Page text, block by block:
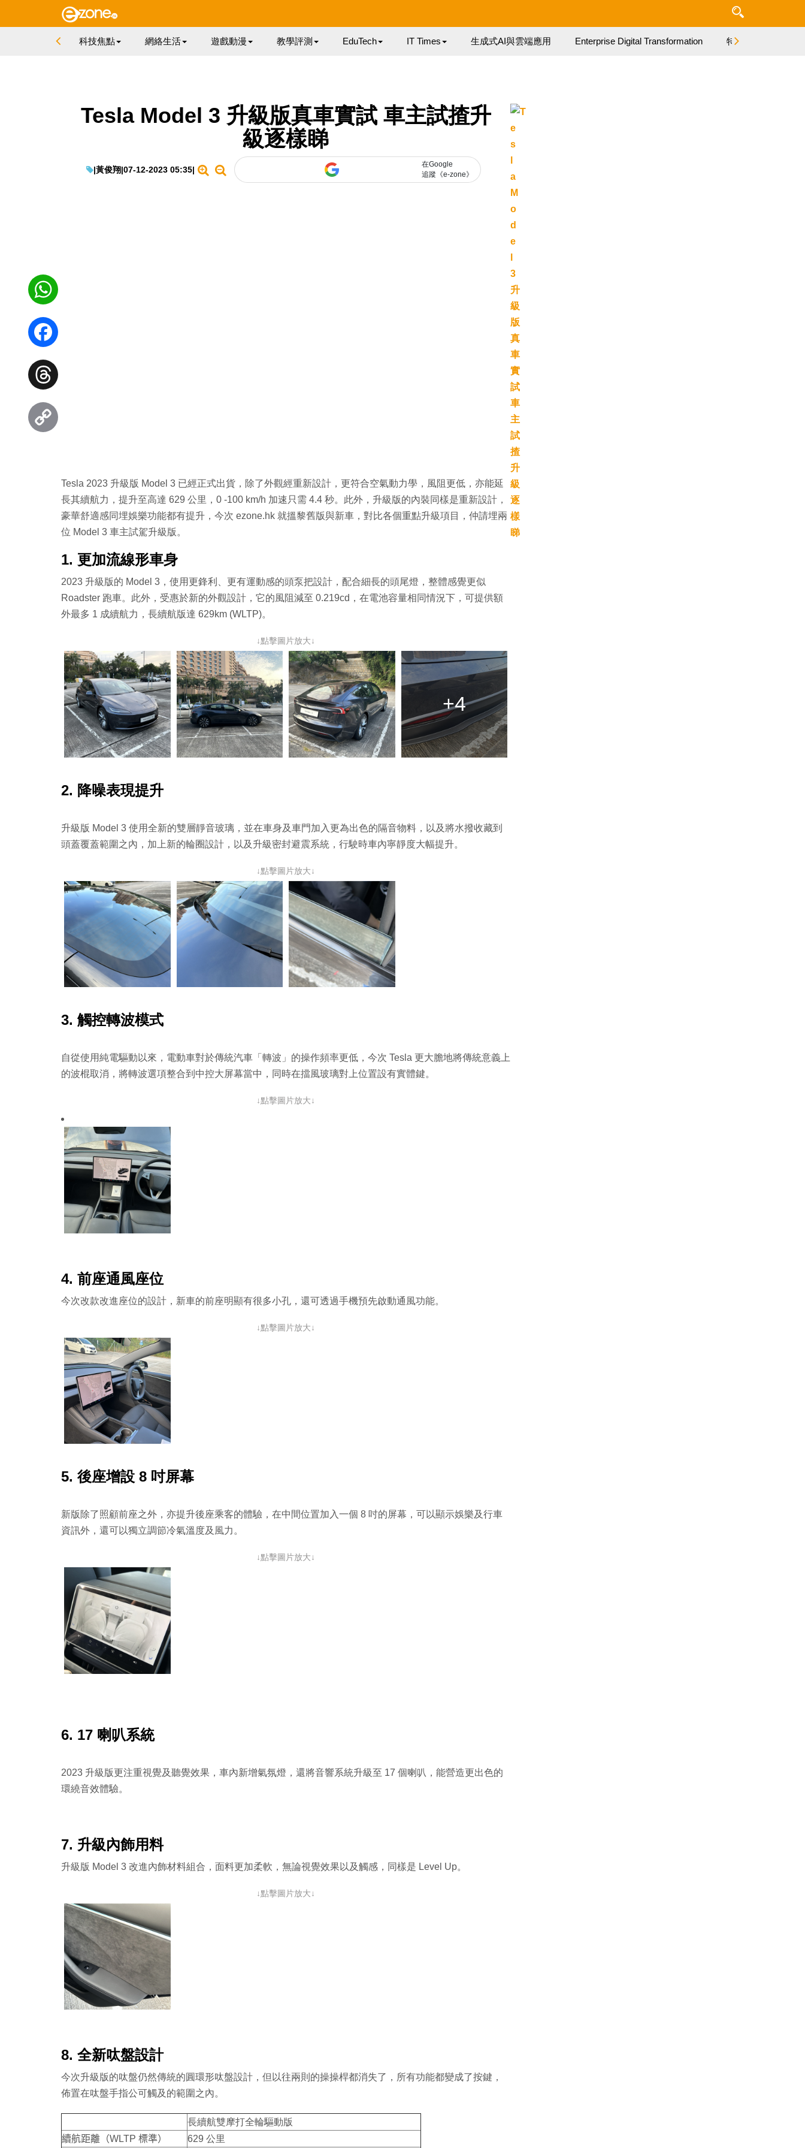
科技焦點 網絡生活 遊戲動漫 教學評測 EduTech IT Times 生成式AI與雲端應用 Enterprise Digital Transformation 特集
Tesla Model 3 升級版真車實試 車主試揸升
級逐樣睇
|黃俊翔|07-12-2023 05:35|
在Google
追蹤《e-zone》
Tesla 2023 升級版 Model 3 已經正式出貨，除了外觀經重新設計，更符合空氣動力學，風阻更低，亦能延
長其續航力，提升至高達 629 公里，0 -100 km/h 加速只需 4.4 秒。此外，升級版的內裝同樣是重新設計，
豪華舒適感同埋娛樂功能都有提升，今次 ezone.hk 就搵黎舊版與新車，對比各個重點升級項目，仲請埋兩
位 Model 3 車主試駕升級版。
1. 更加流線形車身
2023 升級版的 Model 3，使用更鋒利、更有運動感的頭泵把設計，配合細長的頭尾燈，整體感覺更似
Roadster 跑車。此外，受惠於新的外觀設計，它的風阻減至 0.219cd，在電池容量相同情況下，可提供額
外最多 1 成續航力，長續航版達 629km (WLTP)。
↓點擊圖片放大↓
+4
2. 降噪表現提升
升級版 Model 3 使用全新的雙層靜音玻璃，並在車身及車門加入更為出色的隔音物料，以及將水撥收藏到
頭蓋覆蓋範圍之內，加上新的輪圈設計，以及升級密封避震系統，行駛時車內寧靜度大幅提升。
↓點擊圖片放大↓
3. 觸控轉波模式
自從使用純電驅動以來，電動車對於傳統汽車「轉波」的操作頻率更低，今次 Tesla 更大膽地將傳統意義上
的波棍取消，將轉波選項整合到中控大屏幕當中，同時在擋風玻璃對上位置設有實體鍵。
↓點擊圖片放大↓
4. 前座通風座位
今次改款改進座位的設計，新車的前座明顯有很多小孔，還可透過手機預先啟動通風功能。
↓點擊圖片放大↓
5. 後座增設 8 吋屏幕
新版除了照顧前座之外，亦提升後座乘客的體驗，在中間位置加入一個 8 吋的屏幕，可以顯示娛樂及行車
資訊外，還可以獨立調節冷氣溫度及風力。
↓點擊圖片放大↓
6. 17 喇叭系統
2023 升級版更注重視覺及聽覺效果，車內新增氣氛燈，還將音響系統升級至 17 個喇叭，能營造更出色的
環繞音效體驗。
7. 升級內飾用料
升級版 Model 3 改進內飾材料組合，面料更加柔軟，無論視覺效果以及觸感，同樣是 Level Up。
↓點擊圖片放大↓
8. 全新呔盤設計
今次升級版的呔盤仍然傳統的圓環形呔盤設計，但以往兩則的操操桿都消失了，所有功能都變成了按鍵，
佈置在呔盤手指公可觸及的範圍之內。
長續航雙摩打全輪驅動版
續航距離 （WLTP 標準） 629 公里
WhatsApp
Facebook
Threads